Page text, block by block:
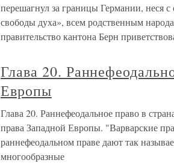
перешагнул за границы Германии, неся
свободы духа», всем родственным
правительство кантона Берн
Глава 20.
Европы
Глава 20. Раннефеодальное право в
права Западной Европы. "Варварские
раннефеодальном праве дают так
многообразные